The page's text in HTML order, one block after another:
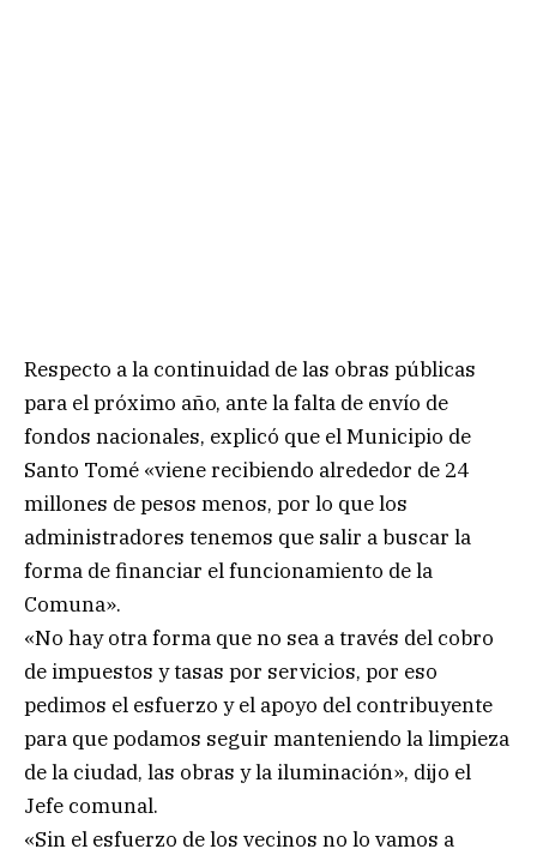
Respecto a la continuidad de las obras públicas
para el próximo año, ante la falta de envío de
fondos nacionales, explicó que el Municipio de
Santo Tomé «viene recibiendo alrededor de 24
millones de pesos menos, por lo que los
administradores tenemos que salir a buscar la
forma de financiar el funcionamiento de la
Comuna».
«No hay otra forma que no sea a través del cobro
de impuestos y tasas por servicios, por eso
pedimos el esfuerzo y el apoyo del contribuyente
para que podamos seguir manteniendo la limpieza
de la ciudad, las obras y la iluminación», dijo el
Jefe comunal.
«Sin el esfuerzo de los vecinos no lo vamos a